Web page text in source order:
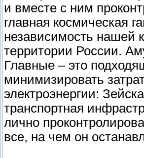
и вместе с ним
главная космическая
независимость нашей
территории России.
Главные – это
минимизировать
электроэнергии:
транспортная
лично
все, на чем он